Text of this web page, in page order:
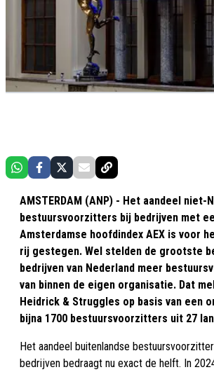
AMSTERDAM (ANP) - Het aandeel niet-
bestuursvoorzitters bij bedrijven met
Amsterdamse hoofdindex AEX is voor
rij gestegen. Wel stelden de grootste
bedrijven van Nederland meer
van binnen de eigen organisatie. Dat
Heidrick & Struggles op basis van een
bijna 1700 bestuursvoorzitters uit 27
Het aandeel buitenlandse
bedrijven bedraagt nu exact de helft. In